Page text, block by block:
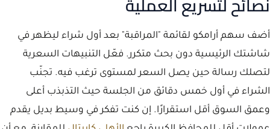
أضف سهم أرامكو لقائمة "المراقبة" بعد أول شراء ليظهر في
شاشتك الرئيسية دون بحث متكرر. فعّل التنبيهات السعرية
لتصلك رسالة حين يصل السعر لمستوى ترغب فيه. تجنّب
الشراء في أول خمس دقائق من الجلسة حيث التذبذب أعلى
وعمق السوق أقل استقرارًا. إن كنت تفكر في وسيط بديل يقدم